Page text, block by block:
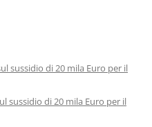
sussidio di 20 mila Euro per il
sussidio di 20 mila Euro per il